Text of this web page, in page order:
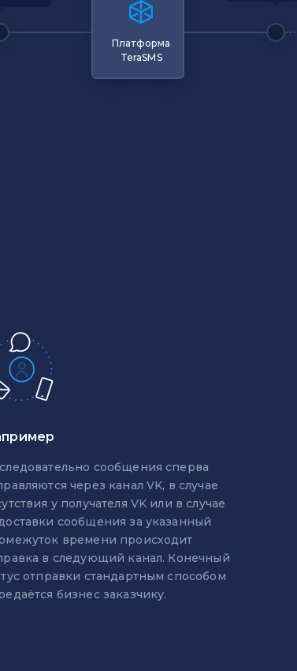
Платформа
TeraSMS
сообщения сперва
через канал VK, в случае
у получателя VK или в случае
сообщения за указанный
времени происходит
в следующий канал. Конечный
отправки стандартным способом
бизнес заказчику.